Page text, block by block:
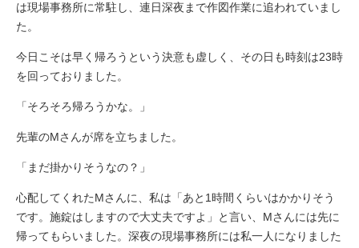
は現場事務所に常駐し、連日深夜まで作図作業に追われていまし
た。
今日こそは早く帰ろうという決意も虚しく、その日も時刻は23時
を回っておりました。
「そろそろ帰ろうかな。」
先輩のMさんが席を立ちました。
「まだ掛かりそうなの？」
心配してくれたMさんに、私は「あと1時間くらいはかかりそう
です。施錠はしますので大丈夫ですよ」と言い、Mさんには先に
帰ってもらいました。深夜の現場事務所には私一人になりました